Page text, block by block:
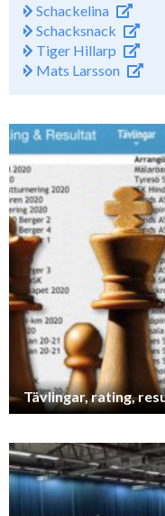
Schackelina
Schacksnack
Tiger Hillarp
Mats Larsson
Tävlingar, rating,